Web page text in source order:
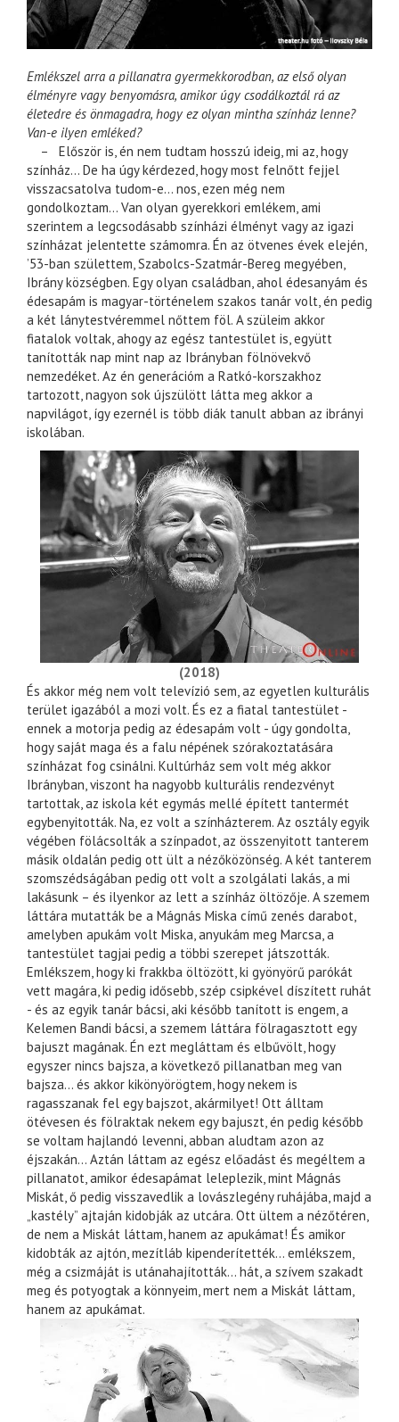
Emlékszel arra a pillanatra gyermekkorodban, az első olyan
élményre vagy benyomásra, amikor úgy csodálkoztál rá az
életedre és önmagadra, hogy ez olyan mintha színház lenne?
Van-e ilyen emléked?
– Először is, én nem tudtam hosszú ideig, mi az, hogy
színház… De ha úgy kérdezed, hogy most felnőtt fejjel
visszacsatolva tudom-e… nos, ezen még nem
gondolkoztam… Van olyan gyerekkori emlékem, ami
szerintem a legcsodásabb színházi élményt vagy az igazi
színházat jelentette számomra. Én az ötvenes évek elején,
’53-ban születtem, Szabolcs-Szatmár-Bereg megyében,
Ibrány községben. Egy olyan családban, ahol édesanyám és
édesapám is magyar-történelem szakos tanár volt, én pedig
a két lánytestvéremmel nőttem föl. A szüleim akkor
fiatalok voltak, ahogy az egész tantestület is, együtt
tanították nap mint nap az Ibrányban fölnövekvő
nemzedéket. Az én generációm a Ratkó-korszakhoz
tartozott, nagyon sok újszülött látta meg akkor a
napvilágot, így ezernél is több diák tanult abban az ibrányi
iskolában.
(2018)
És akkor még nem volt televízió sem, az egyetlen kulturális
terület igazából a mozi volt. És ez a fiatal tantestület -
ennek a motorja pedig az édesapám volt - úgy gondolta,
hogy saját maga és a falu népének szórakoztatására
színházat fog csinálni. Kultúrház sem volt még akkor
Ibrányban, viszont ha nagyobb kulturális rendezvényt
tartottak, az iskola két egymás mellé épített tantermét
egybenyitották. Na, ez volt a színházterem. Az osztály egyik
végében fölácsolták a színpadot, az összenyitott tanterem
másik oldalán pedig ott ült a nézőközönség. A két tanterem
szomszédságában pedig ott volt a szolgálati lakás, a mi
lakásunk – és ilyenkor az lett a színház öltözője. A szemem
láttára mutatták be a Mágnás Miska című zenés darabot,
amelyben apukám volt Miska, anyukám meg Marcsa, a
tantestület tagjai pedig a többi szerepet játszották.
Emlékszem, hogy ki frakkba öltözött, ki gyönyörű parókát
vett magára, ki pedig idősebb, szép csipkével díszített ruhát
- és az egyik tanár bácsi, aki később tanított is engem, a
Kelemen Bandi bácsi, a szemem láttára fölragasztott egy
bajuszt magának. Én ezt megláttam és elbűvölt, hogy
egyszer nincs bajsza, a következő pillanatban meg van
bajsza… és akkor kikönyörögtem, hogy nekem is
ragasszanak fel egy bajszot, akármilyet! Ott álltam
ötévesen és fölraktak nekem egy bajuszt, én pedig később
se voltam hajlandó levenni, abban aludtam azon az
éjszakán… Aztán láttam az egész előadást és megéltem a
pillanatot, amikor édesapámat leleplezik, mint Mágnás
Miskát, ő pedig visszavedlik a lovászlegény ruhájába, majd a
„kastély” ajtaján kidobják az utcára. Ott ültem a nézőtéren,
de nem a Miskát láttam, hanem az apukámat! És amikor
kidobták az ajtón, mezítláb kipenderítették… emlékszem,
még a csizmáját is utánahajították… hát, a szívem szakadt
meg és potyogtak a könnyeim, mert nem a Miskát láttam,
hanem az apukámat.